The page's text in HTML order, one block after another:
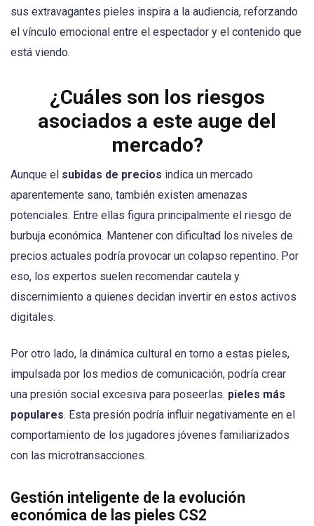
sus extravagantes pieles inspira a la audiencia, reforzando
el vínculo emocional entre el espectador y el contenido que
está viendo.
¿Cuáles son los riesgos
asociados a este auge del
mercado?
Aunque el subidas de precios indica un mercado
aparentemente sano, también existen amenazas
potenciales. Entre ellas figura principalmente el riesgo de
burbuja económica. Mantener con dificultad los niveles de
precios actuales podría provocar un colapso repentino. Por
eso, los expertos suelen recomendar cautela y
discernimiento a quienes decidan invertir en estos activos
digitales.
Por otro lado, la dinámica cultural en torno a estas pieles,
impulsada por los medios de comunicación, podría crear
una presión social excesiva para poseerlas. pieles más
populares. Esta presión podría influir negativamente en el
comportamiento de los jugadores jóvenes familiarizados
con las microtransacciones.
Gestión inteligente de la evolución
económica de las pieles CS2